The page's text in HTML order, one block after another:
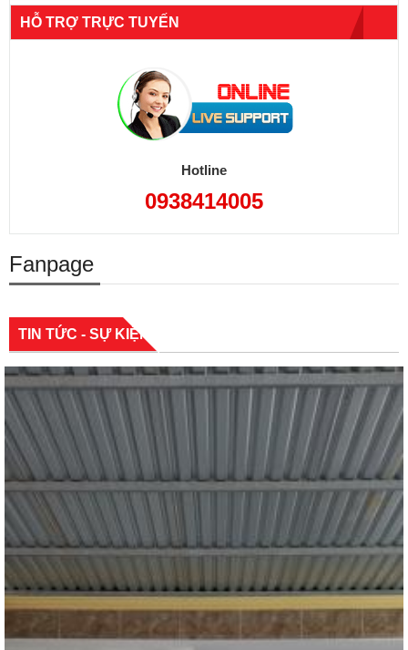
HỖ TRỢ TRỰC TUYẾN
Hotline
0938414005
Fanpage
TIN TỨC - SỰ KIỆN